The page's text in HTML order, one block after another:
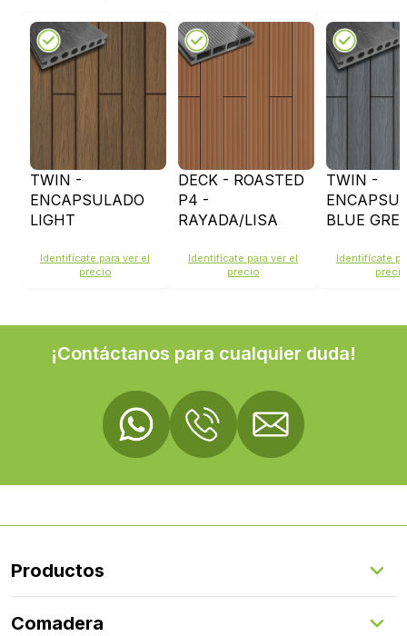
TWIN -
ENCAPSULADO
LIGHT
Identifícate para ver el
precio
DECK - ROASTED
P4 -
RAYADA/LISA
Identifícate para ver el
precio
TWIN -
BLUE
Identifícate
precio
¡Contáctanos para cualquier duda!
Productos
Suelos Exteriores
Comadera